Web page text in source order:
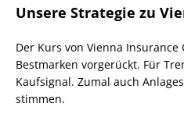
Unsere Strategie zu
Der Kurs von Vienna
Bestmarken vorgerückt. Für
Kaufsignal. Zumal auch
stimmen.